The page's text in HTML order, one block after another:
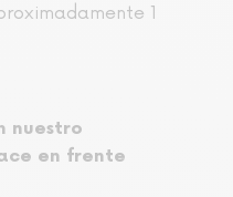
1
nuestro
en frente